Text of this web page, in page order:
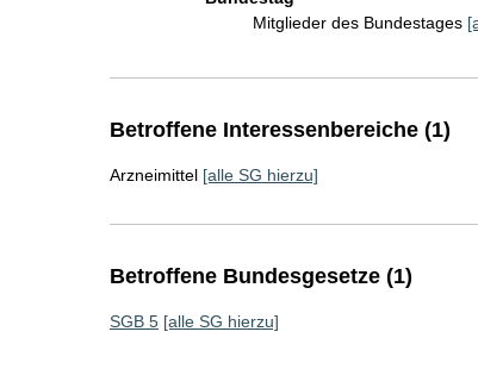
Mitglieder des Bundestages
Betroffene Interessenbereiche (1)
Arzneimittel [alle SG hierzu]
Betroffene Bundesgesetze (1)
SGB 5 [alle SG hierzu]